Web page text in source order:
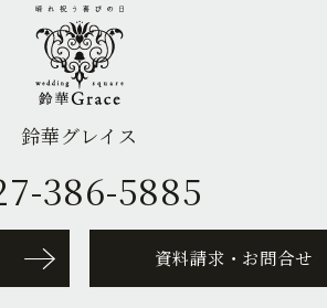
鈴華グレイス
386-5885
資料請求・お問合せ